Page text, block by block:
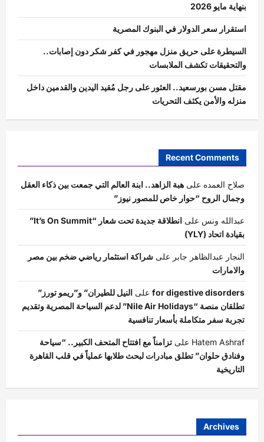
بنهاية مايو 2026
استقرار سعر الدولار في البنوك المصرية
السيطرة على حريق منزل مهجور في كفر شكر دون إصابات..
والتحقيقات تكشف الملابسات
مقتل مسن بورسعيد.. العثور على رجل مُقيد اليدين والقدمين داخل
منزله والأمن يكثف التحريات
Recent Comments
صلاح العمده على هبة الزاهد.. ابنة العالم التي جمعت بين ذكاء العقل
وجمال الروح “حوار خاص للمصور نيوز”
عبدالله ونس على
انطلاقة جديدة تحت شعار “It’s On Summit”
بقيادة اتحاد (YLY)
النجار عبدالظاهر جابر على شراكة استثمار رياضي ضخم بين مصر
والامارات
for digestive disorders على النيل للطيران” و”ريمو تورز”
تطلقان منصة “Nile Air Holidays” لدعم السياحة المصرية وتقديم
تجربة سفر متكاملة بأسعار تنافسية
Hatem Ashraf على تزامناً مع افتتاح المتحف الكبير.. “سياحة
وفنادق حلوان” تطلق مبادرات لبحث طلابها عملياً في قلب القاهرة
التاريخية
Archives